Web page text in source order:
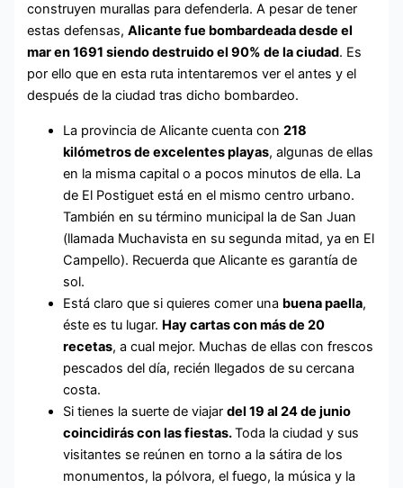
construyen murallas para defenderla. A pesar de tener
estas defensas,Alicante fue bombardeada desde el
mar en 1691 siendo destruido el 90% de la ciudad. Es
por ello que en esta ruta intentaremos ver el antes y el
después de la ciudad tras dicho bombardeo.
La provincia de Alicante cuenta con218
kilómetros de excelentes playas, algunas de ellas
en la misma capital o a pocos minutos de ella. La
de El Postiguet está en el mismo centro urbano.
También en su término municipal la de San Juan
(llamada Muchavista en su segunda mitad, ya en El
Campello). Recuerda que Alicante es garantía de
sol.
Está claro que si quieres comer una buena paella,
éste es tu lugar. Hay cartas con más de 20
recetas, a cual mejor. Muchas de ellas con frescos
pescados del día, recién llegados de su cercana
costa.
Si tienes la suerte de viajardel 19 al 24 de junio
coincidirás con las fiestas.Toda la ciudad y sus
visitantes se reúnen en torno a la sátira de los
monumentos, la pólvora, el fuego, la música y la